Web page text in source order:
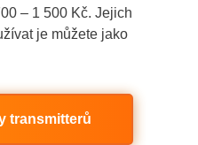
– 1 500 Kč. Jejich
je můžete jako
transmitterů